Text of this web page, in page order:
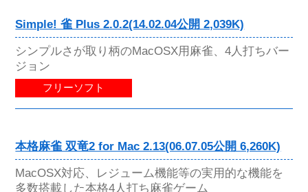
Simple! 雀 Plus 2.0.2(14.02.04公開 2,039K)
シンプルさが取り柄のMacOSX用麻雀、4人打ちバー
ジョン
フリーソフト
本格麻雀 双竜2 for Mac 2.13(06.07.05公開 6,260K)
MacOSX対応、レジューム機能等の実用的な機能を
多数搭載した本格4人打ち麻雀ゲーム